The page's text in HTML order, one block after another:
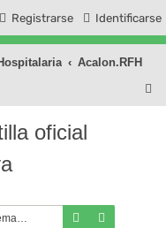
Identificarse
Registrarse
Acalon.RFH
oficial
Buscar